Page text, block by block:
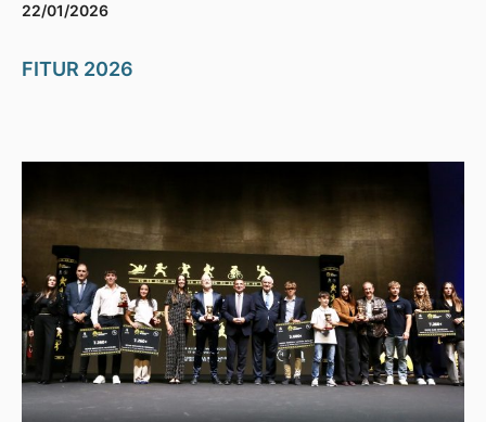
22/01/2026
FITUR 2026